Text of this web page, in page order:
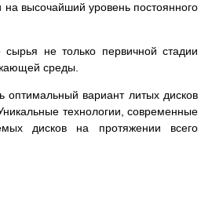
на высочайший уровень постоянного
сырья не только первичной стадии
среды.
оптимальный вариант литых дисков
технологии, современные
дисков на протяжении всего